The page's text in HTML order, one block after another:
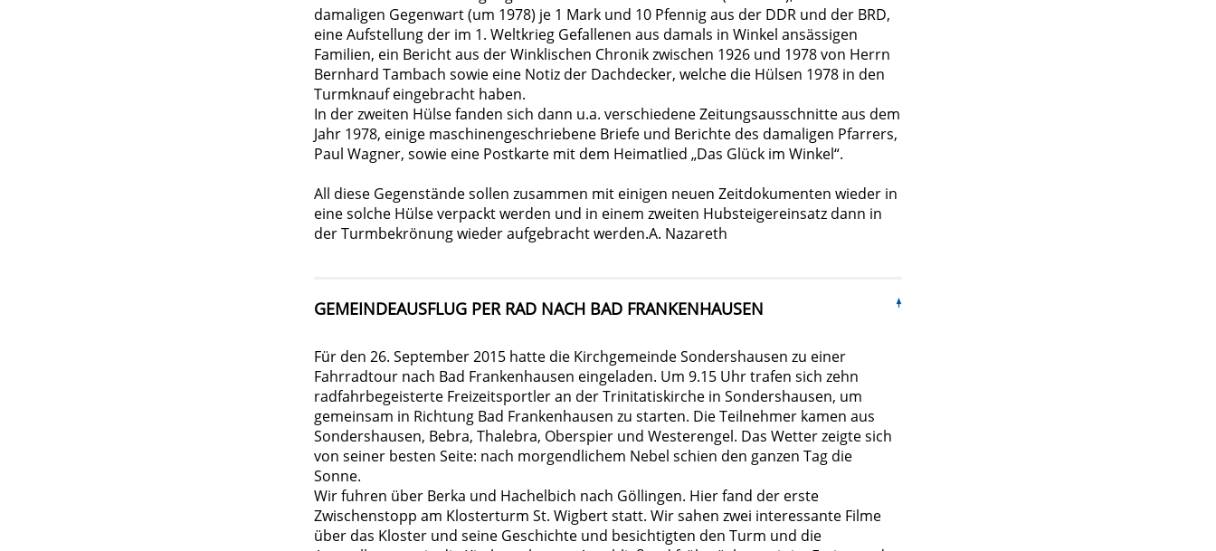
damaligen Gegenwart (um 1978) je 1 Mark und 10 Pfennig aus der DDR und der BRD,
eine Aufstellung der im 1. Weltkrieg Gefallenen aus damals in Winkel ansässigen
Familien, ein Bericht aus der Winklischen Chronik zwischen 1926 und 1978 von Herrn
Bernhard Tambach sowie eine Notiz der Dachdecker, welche die Hülsen 1978 in den
Turmknauf eingebracht haben.
In der zweiten Hülse fanden sich dann u.a. verschiedene Zeitungsausschnitte aus dem
Jahr 1978, einige maschinengeschriebene Briefe und Berichte des damaligen Pfarrers,
Paul Wagner, sowie eine Postkarte mit dem Heimatlied „Das Glück im Winkel“.
All diese Gegenstände sollen zusammen mit einigen neuen Zeitdokumenten wieder in
eine solche Hülse verpackt werden und in einem zweiten Hubsteigereinsatz dann in
der Turmbekrönung wieder aufgebracht werden.A. Nazareth
GEMEINDEAUSFLUG PER RAD NACH BAD FRANKENHAUSEN
Für den 26. September 2015 hatte die Kirchgemeinde Sondershausen zu einer
Fahrradtour nach Bad Frankenhausen eingeladen. Um 9.15 Uhr trafen sich zehn
radfahrbegeisterte Freizeitsportler an der Trinitatiskirche in Sondershausen, um
gemeinsam in Richtung Bad Frankenhausen zu starten. Die Teilnehmer kamen aus
Sondershausen, Bebra, Thalebra, Oberspier und Westerengel. Das Wetter zeigte sich
von seiner besten Seite: nach morgendlichem Nebel schien den ganzen Tag die
Sonne.
Wir fuhren über Berka und Hachelbich nach Göllingen. Hier fand der erste
Zwischenstopp am Klosterturm St. Wigbert statt. Wir sahen zwei interessante Filme
über das Kloster und seine Geschichte und besichtigten den Turm und die